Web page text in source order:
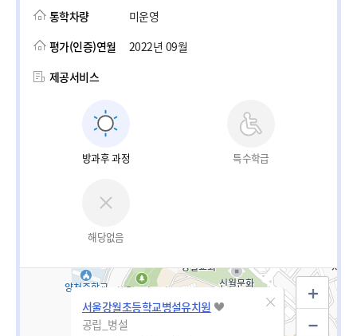
통학차량
미운영
평가(인증)연월
2022년 09월
제공서비스
방과후 과정 특수학급
해당없음
서울강월초등학교병설유치원
공립_병설